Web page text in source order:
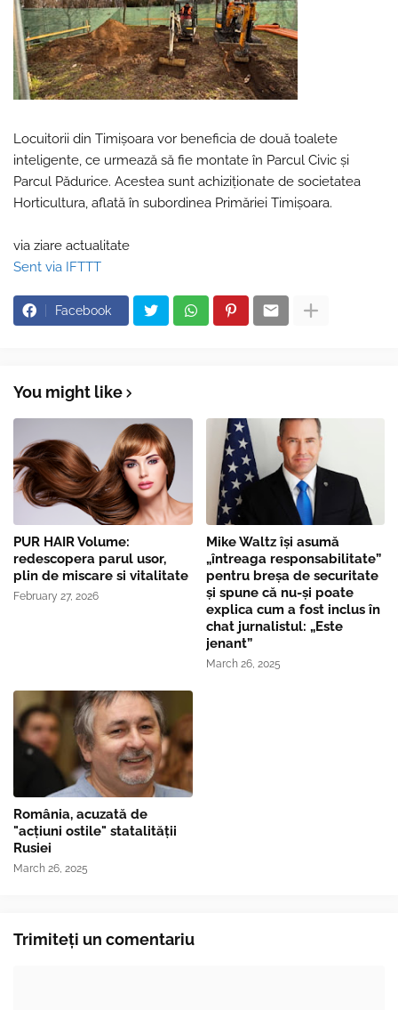
Locuitorii din Timișoara vor beneficia de două toalete
inteligente, ce urmează să fie montate în Parcul Civic și
Parcul Pădurice. Acestea sunt achiziționate de societatea
Horticultura, aflată în subordinea Primăriei Timișoara.
via ziare actualitate
Sent via IFTTT
Facebook
You might like
PUR HAIR Volume:
redescopera parul usor,
plin de miscare si vitalitate
February 27, 2026
Mike Waltz îşi asumă
„întreaga responsabilitate”
pentru breşa de securitate
și spune că nu-și poate
explica cum a fost inclus în
chat jurnalistul: „Este
jenant”
March 26, 2025
România, acuzată de
"acțiuni ostile" statalității
Rusiei
March 26, 2025
Trimiteți un comentariu